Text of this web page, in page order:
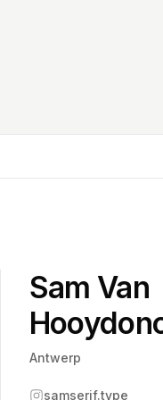
Sam Van
Antwerp
samserif.type